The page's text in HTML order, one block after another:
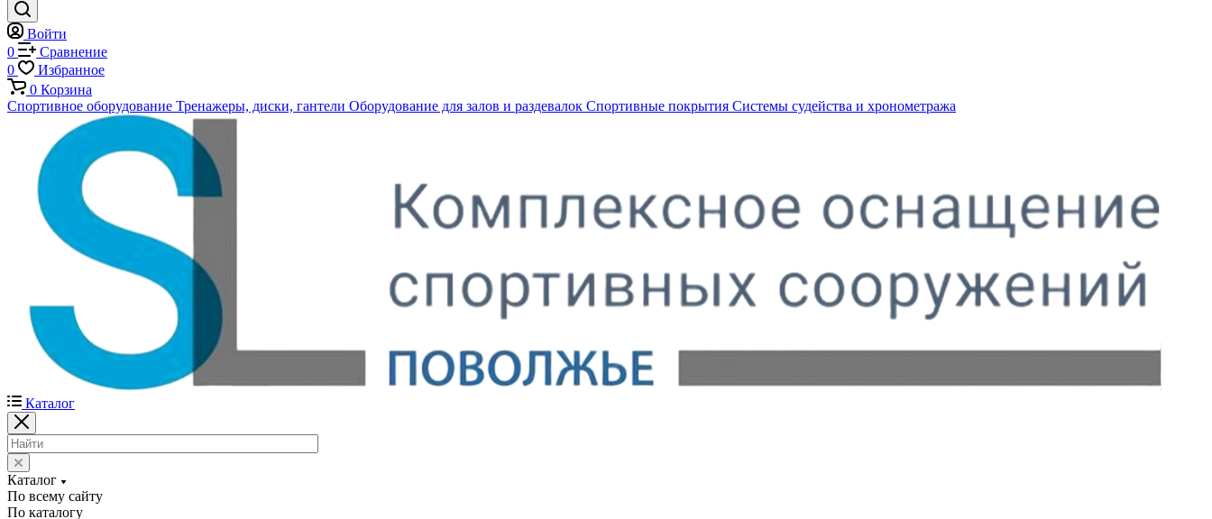
Войти
0
Сравнение
0
Избранное
0 Корзина
Спортивное оборудование Тренажеры, диски, гантели Оборудование для залов и раздевалок Спортивные покрытия Системы судейства и хронометража
Каталог
Каталог
По всему сайту
По каталогу